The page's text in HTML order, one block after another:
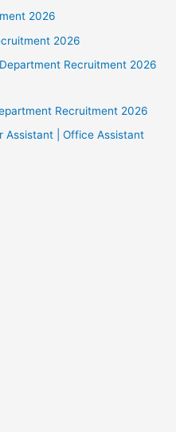
2026
2026
Recruitment 2026
Recruitment 2026
Assistant | Office Assistant